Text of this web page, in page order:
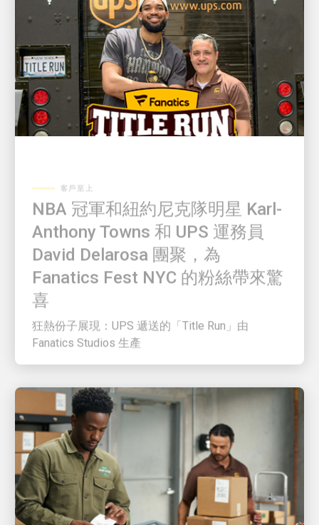
NBA 冠軍和紐約尼克隊明星 Karl-
Anthony Towns 和 UPS 運務員
David Delarosa 團聚，為
Fanatics Fest NYC 的粉絲帶來驚
喜
狂熱份子展現：UPS 遞送的「Title Run」由
Fanatics Studios 生產